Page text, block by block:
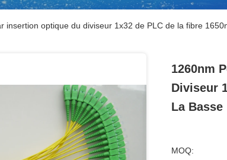
insertion optique du diviseur 1x32 de PLC de la fibre
1260nm
Diviseur
La Basse
MOQ: